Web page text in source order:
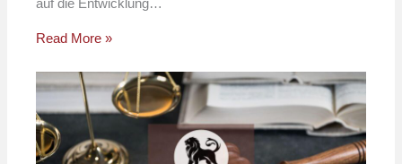
auf die Entwicklung…
Read More »